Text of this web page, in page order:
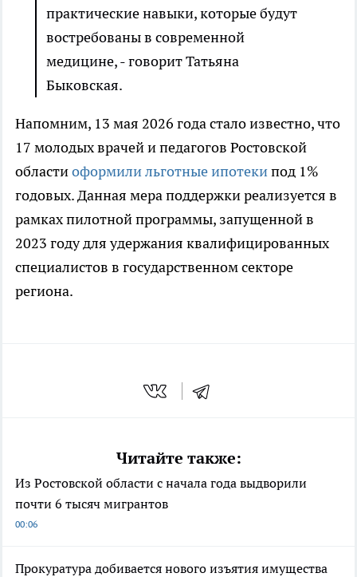
практические навыки, которые будут
востребованы в современной
медицине, - говорит Татьяна
Быковская.
Напомним, 13 мая 2026 года стало известно, что
17 молодых врачей и педагогов Ростовской
областиоформили льготные ипотекипод 1%
годовых. Данная мера поддержки реализуется в
рамках пилотной программы, запущенной в
2023 году для удержания квалифицированных
специалистов в государственном секторе
региона.
Читайте также:
Из Ростовской области с начала года выдворили
почти 6 тысяч мигрантов
00:06
Прокуратура добивается нового изъятия имущества